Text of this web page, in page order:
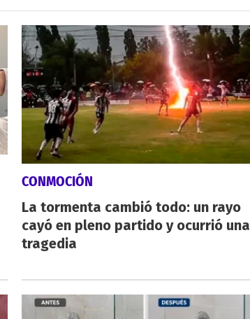
CONMOCIÓN
La tormenta cambió todo: un rayo
cayó en pleno partido y ocurrió una
tragedia